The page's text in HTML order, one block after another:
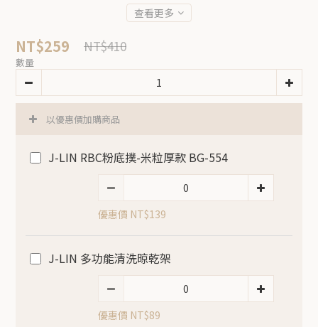
查看更多
NT$259 NT$410
數量
以優惠價加購商品
J-LIN RBC粉底撲-米粒厚款 BG-554
優惠價 NT$139
J-LIN 多功能清洗晾乾架
優惠價 NT$89